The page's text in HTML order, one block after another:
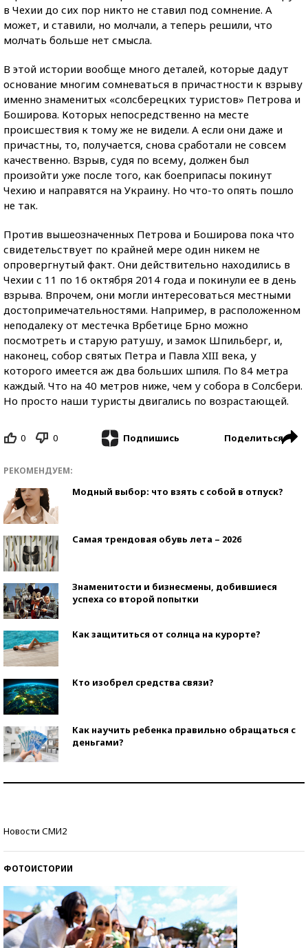
в Чехии до сих пор никто не ставил под сомнение. А
может, и ставили, но молчали, а теперь решили, что
молчать больше нет смысла.
В этой истории вообще много деталей, которые дадут
основание многим сомневаться в причастности к взрыву
именно знаменитых «солсберецких туристов» Петрова и
Боширова. Которых непосредственно на месте
происшествия к тому же не видели. А если они даже и
причастны, то, получается, снова сработали не совсем
качественно. Взрыв, судя по всему, должен был
произойти уже после того, как боеприпасы покинут
Чехию и направятся на Украину. Но что-то опять пошло
не так.
Против вышеозначенных Петрова и Боширова пока что
свидетельствует по крайней мере один никем не
опровергнутый факт. Они действительно находились в
Чехии с 11 по 16 октября 2014 года и покинули ее в день
взрыва. Впрочем, они могли интересоваться местными
достопримечательностями. Например, в расположенном
неподалеку от местечка Врбетице Брно можно
посмотреть и старую ратушу, и замок Шпильберг, и,
наконец, собор святых Петра и Павла XIII века, у
которого имеется аж два больших шпиля. По 84 метра
каждый. Что на 40 метров ниже, чем у собора в Солсбери.
Но просто наши туристы двигались по возрастающей.
0 0 Подпишись Поделиться
РЕКОМЕНДУЕМ:
Модный выбор: что взять с собой в отпуск?
Самая трендовая обувь лета – 2026
Знаменитости и бизнесмены, добившиеся
успеха со второй попытки
Как защититься от солнца на курорте?
Кто изобрел средства связи?
Как научить ребенка правильно обращаться с
деньгами?
Новости СМИ2
ФОТОИСТОРИИ